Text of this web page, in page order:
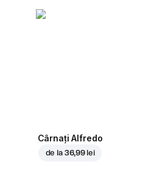
Cârnați Alfredo
de la 36,99 lei